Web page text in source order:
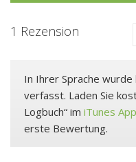
1 Rezension
In Ihrer Sprache
verfasst. Laden Sie
Logbuch“ im iTunes
erste Bewertung.